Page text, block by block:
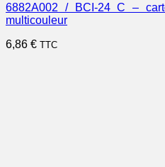
6882A002 / BCI-24 C –
multicouleur
6,86 € TTC